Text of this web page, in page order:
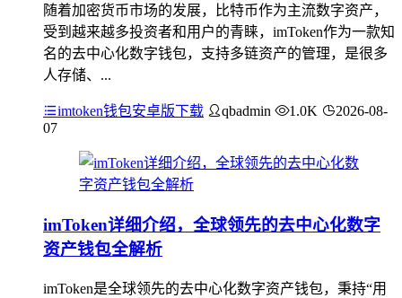
随着加密货币市场的发展，比特币作为主流数字资产，
受到越来越多投资者和用户的青睐，imToken作为一款知
名的去中心化数字钱包，支持多链资产的管理，是很多
人存储、...
imtoken钱包安卓版下载 qbadmin 1.0K
2026-08-
07
imToken详细介绍，全球领先的去中心化数字
资产钱包全解析
imToken是全球领先的去中心化数字资产钱包，秉持“用